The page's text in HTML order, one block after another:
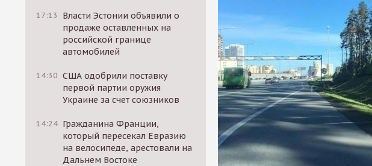
17:13
Власти Эстонии объявили о
продаже оставленных на
российской границе
автомобилей
14:30 США одобрили поставку
первой партии оружия
Украине за счет союзников
14:24 Гражданина Франции,
который пересекал Евразию
на велосипеде, арестовали на
Дальнем Востоке